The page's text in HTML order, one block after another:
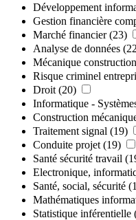
Développement
Gestion financière
Marché financier (23)
Analyse de données
Mécanique
Risque criminel
Droit (20)
Informatique -
Construction
Traitement signal (19)
Conduite projet (19)
Santé sécurité travail
Electronique,
Santé, social, sécurité
Mathématiques
Statistique inférentielle